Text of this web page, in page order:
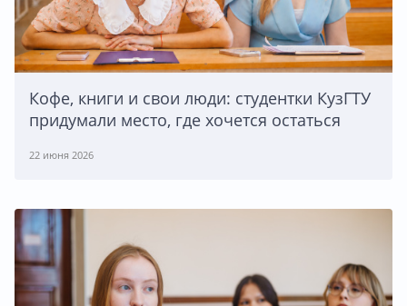
Кофе, книги и свои люди: студентки КузГТУ
придумали место, где хочется остаться
22 июня 2026